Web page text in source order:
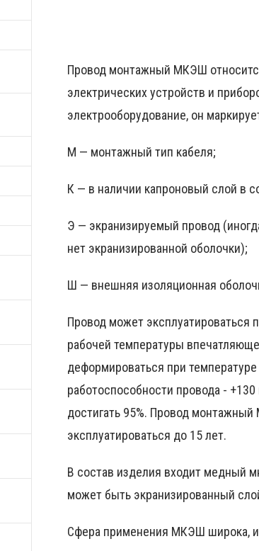
Провод монтажный МКЭШ
электрических устройств и
электрооборудование, он
М — монтажный тип кабеля;
К — в наличии капроновый слой в
Э — экранизируемый провод
нет экранизированной оболочки);
Ш — внешняя изоляционная
Провод может эксплуатироваться
рабочей температуры
деформироваться при
работоспособности провода -
достигать 95%. Провод
эксплуатироваться до 15 лет.
В состав изделия входит медный
может быть экранизированный
Сфера применения МКЭШ широка,